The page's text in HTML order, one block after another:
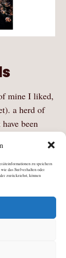
zu speichern
das Surfverhalten oder
zurückziehst, können
mine I liked,
a herd of
been